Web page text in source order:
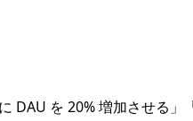
を 20% 増加させる